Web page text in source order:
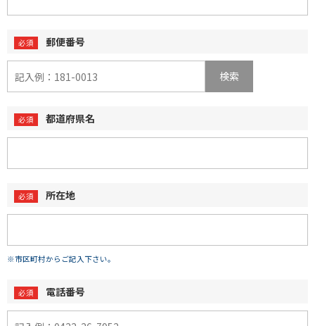
郵便番号
検索
都道府県名
所在地
※市区町村からご記入下さい。
電話番号